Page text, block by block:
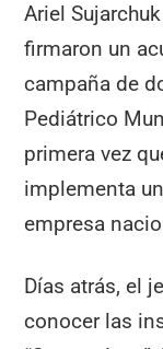
Ariel
firmaron un
campaña de
Pediátrico
primera vez
implementa
empresa
Días atrás, el
conocer las